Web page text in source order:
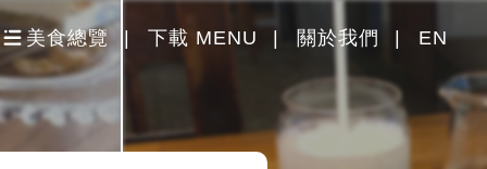
美食總覽 下載 MENU 關於我們 EN